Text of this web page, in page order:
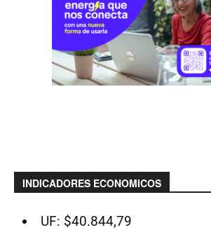
INDICADORES ECONOMICOS
UF: $40.844,79